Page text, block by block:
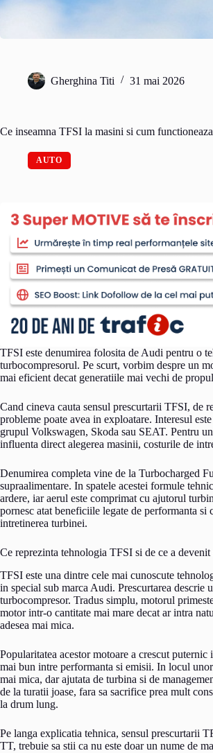
Gherghina Titi 31 mai 2026
Ce inseamna TFSI la masini si cum functioneaza
AUTO
TFSI este denumirea folosita de Audi pentru o
turbocompresorul. Pe scurt, vorbim despre un
mai eficient decat generatiile mai vechi de
Cand cineva cauta sensul prescurtarii TFSI, de
probleme poate avea in exploatare. Interesul
grupul Volkswagen, Skoda sau SEAT. Pentru
influenta direct alegerea masinii, costurile de
Denumirea completa vine de la Turbocharged
supraalimentare. In spatele acestei formule
ardere, iar aerul este comprimat cu ajutorul
pornesc atat beneficiile legate de performanta
intretinerea turbinei.
Ce reprezinta tehnologia TFSI si de ce a devenit
TFSI este una dintre cele mai cunoscute
in special sub marca Audi. Prescurtarea descrie
turbocompresor. Tradus simplu, motorul
motor intr-o cantitate mai mare decat ar intra
adesea mai mica.
Popularitatea acestor motoare a crescut
mai bun intre performanta si emisii. In locul
mai mica, dar ajutata de turbina si de
de la turatii joase, fara sa sacrifice prea mult
la drum lung.
Pe langa explicatia tehnica, sensul prescurtarii
TT, trebuie sa stii ca nu este doar un nume de